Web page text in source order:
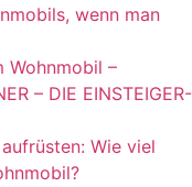
wenn man
Wohnmobil –
– DIE EINSTEIGER-
Wie viel